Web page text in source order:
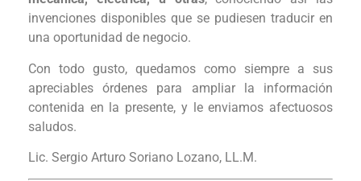
invenciones disponibles que se pudiesen traducir en
una oportunidad de negocio.
Con todo gusto, quedamos como siempre a sus
apreciables órdenes para ampliar la información
contenida en la presente, y le enviamos afectuosos
saludos.
Lic. Sergio Arturo Soriano Lozano, LL.M.